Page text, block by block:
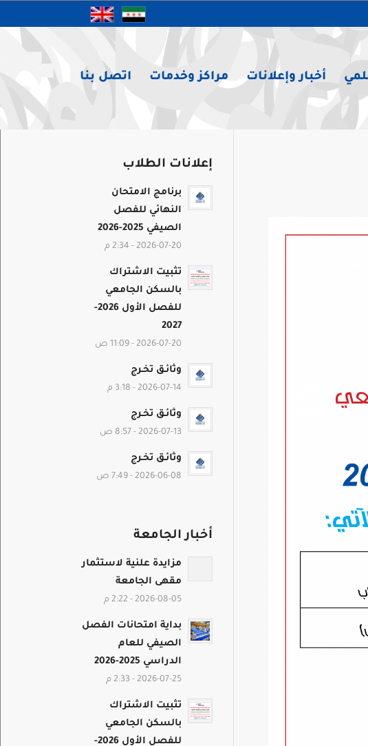
أخبار وإعلانات مراكز وخدمات اتصل بنا
إعلانات الطلاب
برنامج الامتحان
النهائي للفصل
الصيفي 2025-2026
2026-07-20 - 2:34 م
تثبيت الاشتراك
بالسكن الجامعي
للفصل الأول 2026-
2027
2026-07-20 - 11:09 ص
وثائـق تخـرج
2026-07-14 - 3:18 م
وثائـق تخـرج
2026-07-13 - 8:57 ص
وثائـق تخـرج
2026-06-08 - 7:49 ص
أخبار الجامعة
مزايدة علنية لاستثمار
مقهى الجامعة
2026-08-05 - 2:22 م
بداية امتحانات الفصل
الصيفي للعام
الدراسي 2025-2026
2026-07-25 - 2:33 م
تثبيت الاشتراك
بالسكن الجامعي
للفصل الأول 2026-